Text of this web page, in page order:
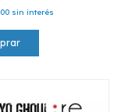
sin interés